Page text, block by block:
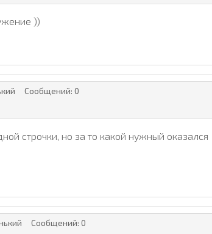
))
Сообщений: 0
строчки, но за то какой нужный оказался
Сообщений: 0